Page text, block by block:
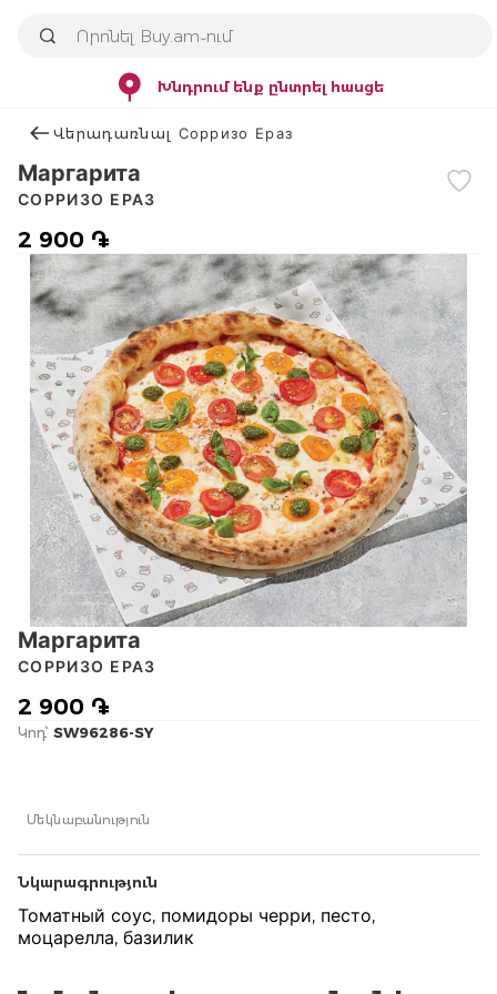
Խնդրում ենք ընտրել հասցե
Վերադառնալ Сорризо Ераз
Маргарита
2 900 ֏
СОРРИЗО ЕРАЗ
Маргарита
2 900 ֏
СОРРИЗО ЕРАЗ
Կոդ՝ SW96286-SY
Մեկնաբանություն
Նկարագրություն
Томатный соус, помидоры черри, песто,
моцарелла, базилик